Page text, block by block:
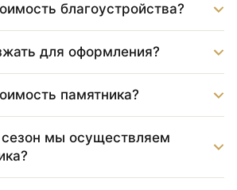
благоустройства?
для оформления?
памятника?
сезон мы осуществляем